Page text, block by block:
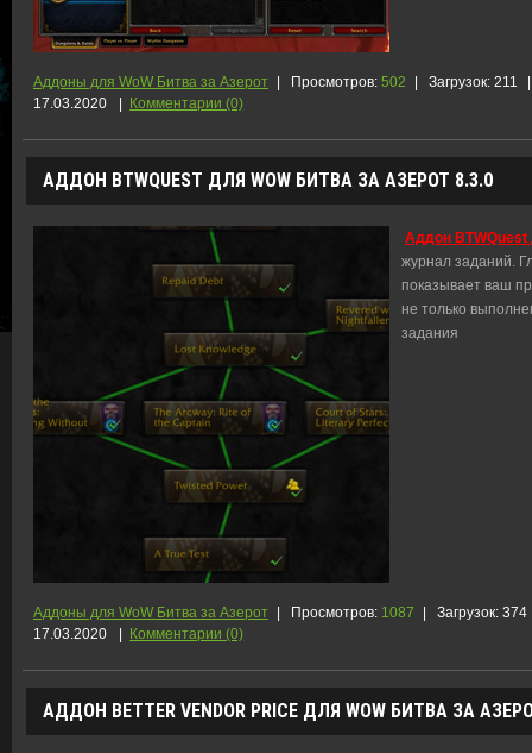
Аддоны для WoW Битва за Азерот | Просмотров: 502 | Загрузок: 211
|
17.03.2020
| Комментарии (0)
АДДОН BTWQUEST ДЛЯ WOW БИТВА ЗА АЗЕРОТ 8.3.0
Аддон BTWQuest
журнал заданий.
показывает ваш
не только
задания
Аддоны для WoW Битва за Азерот | Просмотров: 1087 | Загрузок: 374
17.03.2020
| Комментарии (0)
АДДОН BETTER VENDOR PRICE ДЛЯ WOW БИТВА ЗА